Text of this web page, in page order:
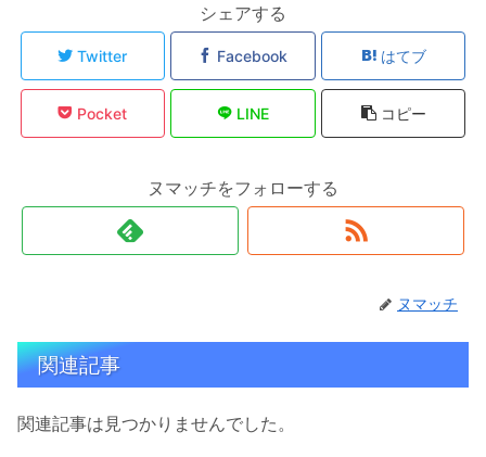
シェアする
Twitter Facebook はてブ
Pocket LINE コピー
ヌマッチをフォローする
ヌマッチ
関連記事
関連記事は見つかりませんでした。